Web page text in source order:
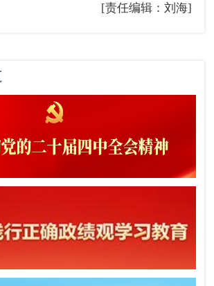
[责任编辑：刘海]